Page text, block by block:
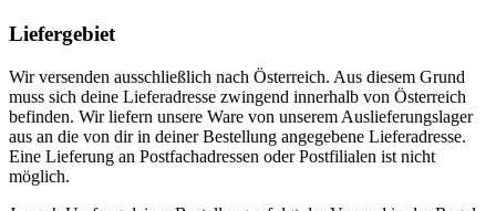
Liefergebiet
Wir versenden ausschließlich nach Österreich. Aus diesem Grund
muss sich deine Lieferadresse zwingend innerhalb von Österreich
befinden. Wir liefern unsere Ware von unserem Auslieferungslager
aus an die von dir in deiner Bestellung angegebene Lieferadresse.
Eine Lieferung an Postfachadressen oder Postfilialen ist nicht
möglich.